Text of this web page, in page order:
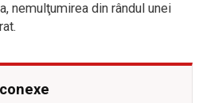
nemulţumirea din rândul unei